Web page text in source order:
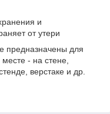
и
от утери
предназначены для
- на стене,
верстаке и др.